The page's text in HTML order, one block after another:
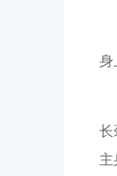
身
长
主